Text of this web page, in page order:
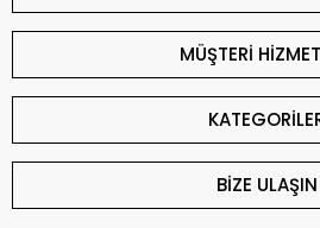
MÜŞTERİ
BİZE ULAŞIN